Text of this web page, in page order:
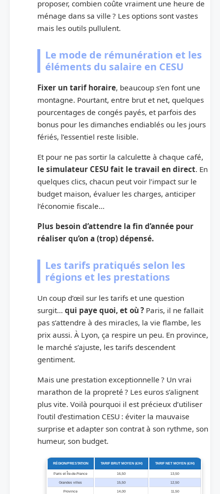
proposer, combien coûte vraiment une heure de
ménage dans sa ville ? Les options sont vastes
mais les outils pullulent.
Le mode de rémunération et les
éléments du salaire en CESU
Fixer un tarif horaire, beaucoup s’en font une
montagne. Pourtant, entre brut et net, quelques
pourcentages de congés payés, et parfois des
bonus pour les dimanches endiablés ou les jours
fériés, l’essentiel reste lisible.
Et pour ne pas sortir la calculette à chaque café,
le simulateur CESU fait le travail en direct. En
quelques clics, chacun peut voir l’impact sur le
budget maison, évaluer les charges, anticiper
l’économie fiscale…
Plus besoin d’attendre la fin d’année pour
réaliser qu’on a (trop) dépensé.
Les tarifs pratiqués selon les
régions et les prestations
Un coup d’œil sur les tarifs et une question
surgit… qui paye quoi, et où ? Paris, il ne fallait
pas s’attendre à des miracles, la vie flambe, les
prix aussi. À Lyon, ça respire un peu. En province,
le marché s’ajuste, les tarifs descendent
gentiment.
Mais une prestation exceptionnelle ? Un vrai
marathon de la propreté ? Les euros s’alignent
plus vite. Voilà pourquoi il est précieux d’utiliser
l’outil d’estimation CESU : éviter la mauvaise
surprise et adapter son contrat à son rythme, son
humeur, son budget.
RÉGION/PRESTATION TARIF BRUT MOYEN (€/H) TARIF NET MOYEN (€/H)
Paris et Île-de-France 16,50 13,50
Grandes villes 15,50 12,50
Province 14,00 11,50